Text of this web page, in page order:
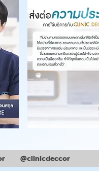
@clinicdeccor